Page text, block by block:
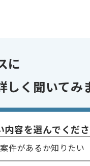
申し込み可能なケースもござ
発
間
に
しく聞いてみ
内容を選んでくだ
件があるか知りたい